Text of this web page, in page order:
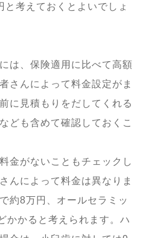
と考えておくとよいでしょ
は、保険適用に比べて高額
さんによって料金設定がま
に見積もりをだしてくれる
ども含めて確認しておくこ
金がないこともチェックし
んによって料金は異なりま
約8万円、オールセラミッ
かかると考えられます。ハ